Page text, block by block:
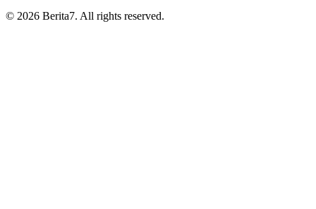
© 2026 Berita7. All rights reserved.